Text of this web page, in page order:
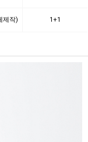
제작) 1+1